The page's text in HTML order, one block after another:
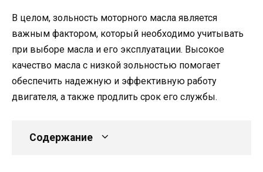
В целом, зольность моторного масла является
важным фактором, который необходимо учитывать
при выборе масла и его эксплуатации. Высокое
качество масла с низкой зольностью помогает
обеспечить надежную и эффективную работу
двигателя, а также продлить срок его службы.
Содержание